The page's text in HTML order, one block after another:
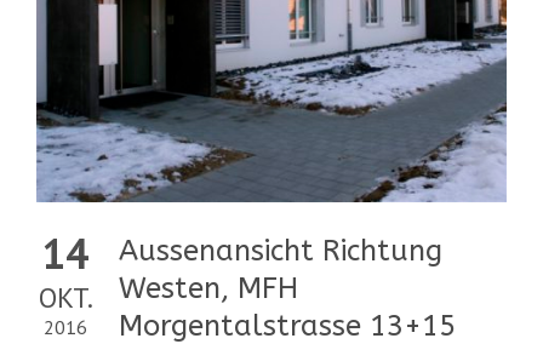
14
OKT.
2016
Aussenansicht Richtung
Westen, MFH
Morgentalstrasse 13+15